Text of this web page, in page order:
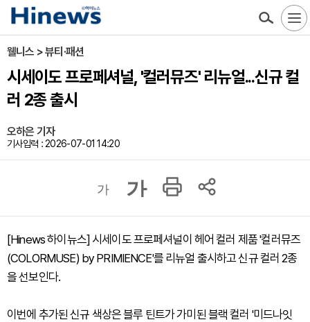
웰니스 > 뷰티·패션
시세이도 프로페셔널, '컬러뮤즈' 리뉴얼...신규 컬
러 2종 출시
오하은 기자
기사입력 : 2026-07-01 14:20
가 가
[Hinews 하이뉴스] 시세이도 프로페셔널이 헤어 컬러 제품 '컬러뮤즈
(COLORMUSE) by PRIMIENCE'를 리뉴얼 출시하고 신규 컬러 2종
을 선보인다.
이번에 추가된 신규 색상은 블루 틴트가 가미된 블랙 컬러 '미드나잇